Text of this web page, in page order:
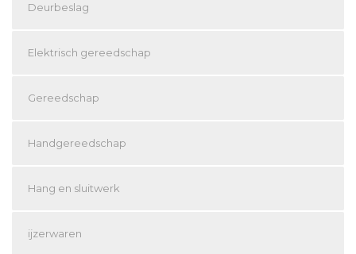
Deurbeslag
Elektrisch gereedschap
Gereedschap
Handgereedschap
Hang en sluitwerk
ijzerwaren